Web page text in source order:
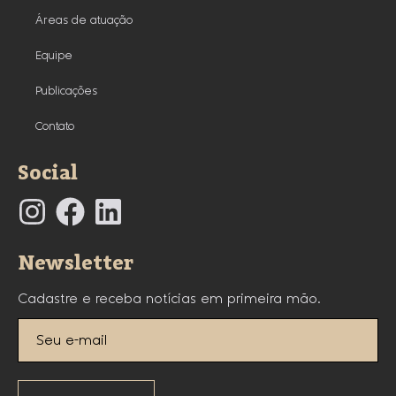
Áreas de atuação
Equipe
Publicações
Contato
Social
Newsletter
Cadastre e receba notícias em primeira mão.